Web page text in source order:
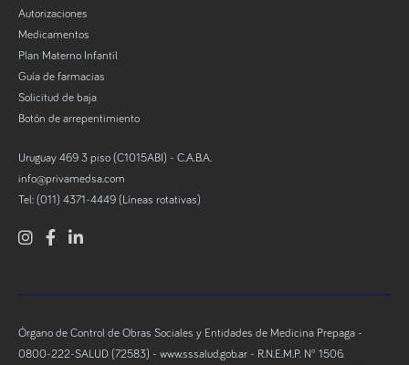
Autorizaciones
Medicamentos
Plan Materno Infantil
Guía de farmacias
Solicitud de baja
Botón de arrepentimiento
Uruguay 469 3 piso (C1015ABI) - C.A.B.A.
info@privamedsa.com
Tel: (011) 4371-4449 (Líneas rotativas)
Órgano de Control de Obras Sociales y Entidades de Medicina Prepaga -
0800-222-SALUD (72583) - www.sssalud.gob.ar - R.N.E.M.P. N° 1506.